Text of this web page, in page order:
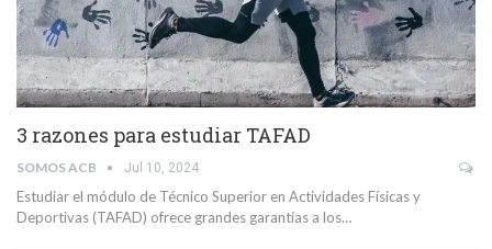
3 razones para estudiar TAFAD
SOMOS ACB Jul 10, 2024
Estudiar el módulo de Técnico Superior en Actividades Físicas y
Deportivas (TAFAD) ofrece grandes garantías a los…